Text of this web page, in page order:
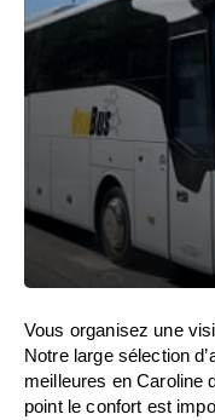
Vous organisez une
Notre large sélection
meilleures en Caroline
point le confort est